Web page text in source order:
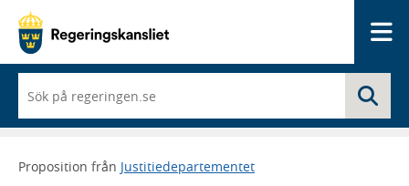
du
börjar
skriva
framträder
Proposition från Justitiedepartementet